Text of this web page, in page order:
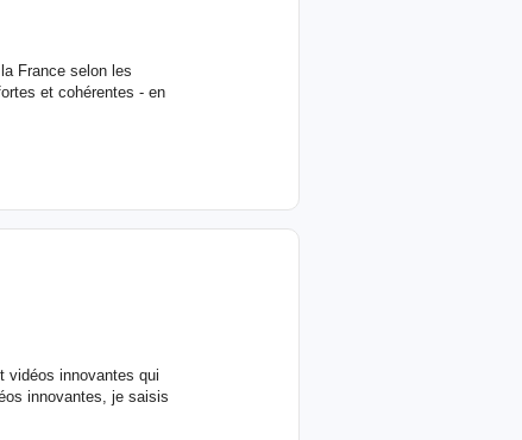
France selon les
et cohérentes - en
vidéos innovantes qui
innovantes, je saisis